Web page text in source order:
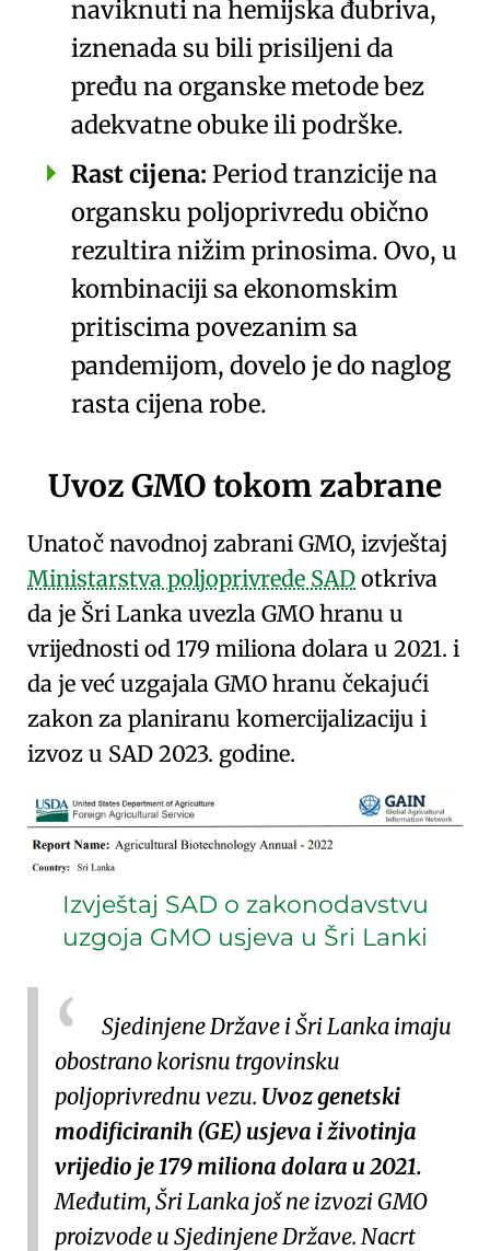
naviknuti nahemijska đubriva,
iznenada su bili prisiljeni da
pređu naorganske metodebez
adekvatne obuke ili podrške.
Rast cijena: Period tranzicije na
organsku poljoprivredu obično
rezultiranižim prinosima. Ovo, u
kombinaciji sa ekonomskim
pritiscima povezanim sa
pandemijom, dovelo je do naglog
rasta cijena robe.
Uvoz GMO tokom zabrane
Unatoč navodnoj zabrani GMO, izvještaj
Ministarstva poljoprivrede SAD otkriva
da je Šri Lanka uvezla GMO hranu u
vrijednosti od 179 miliona dolara u 2021. i
da je već uzgajala GMO hranu čekajući
zakon za planiranu komercijalizaciju i
izvoz u SAD 2023. godine.
Izvještaj SAD o zakonodavstvu
uzgoja GMO usjeva u Šri Lanki
Sjedinjene Države i Šri Lanka imaju
obostrano korisnu trgovinsku
poljoprivrednu vezu. Uvoz genetski
modificiranih (GE) usjeva i životinja
vrijedio je 179 miliona dolara u 2021.
Međutim, Šri Lanka još ne izvozi GMO
proizvode u Sjedinjene Države. Nacrt